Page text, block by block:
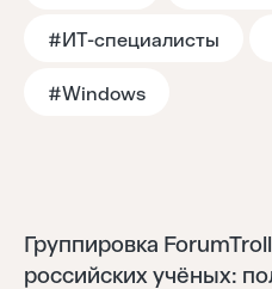
#ИТ-специалисты
#Windows
Группировка
российских учёных: